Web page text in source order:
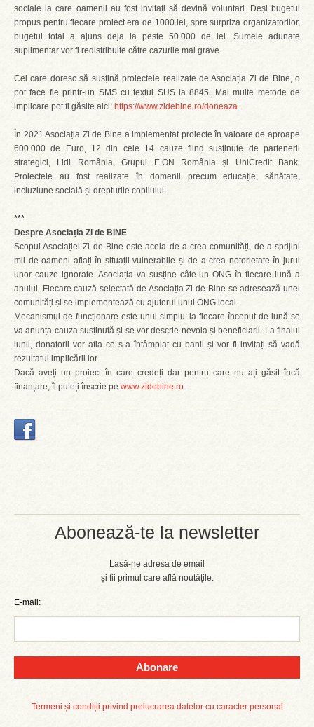
Abonează-te la newsletter
Lasă-ne adresa de email
și fii primul care află noutățile.
E-mail:
Abonare
Termeni și condiții privind prelucrarea datelor cu caracter personal
sociale la care oamenii au fost invitați să devină voluntari. Deși bugetul
propus pentru fiecare proiect era de 1000 lei, spre surpriza organizatorilor,
bugetul total a ajuns deja la peste 50.000 de lei. Sumele adunate
suplimentar vor fi redistribuite către cazurile mai grave.
Cei care doresc să susțină proiectele realizate de Asociația Zi de Bine, o
pot face fie printr-un SMS cu textul SUS la 8845. Mai multe metode de
implicare pot fi găsite aici: https://www.zidebine.ro/doneaza .
În 2021 Asociația Zi de Bine a implementat proiecte în valoare de aproape
600.000 de Euro, 12 din cele 14 cauze fiind susținute de partenerii
strategici, Lidl România, Grupul E.ON România și UniCredit Bank.
Proiectele au fost realizate în domenii precum educație, sănătate,
incluziune socială și drepturile copilului.
***
Despre Asociația Zi de BINE
Scopul Asociației Zi de Bine este acela de a crea comunități, de a sprijini
mii de oameni aflați în situații vulnerabile și de a crea notorietate în jurul
unor cauze ignorate. Asociația va susține câte un ONG în fiecare lună a
anului. Fiecare cauză selectată de Asociația Zi de Bine se adresează unei
comunități și se implementează cu ajutorul unui ONG local.
Mecanismul de funcționare este unul simplu: la fiecare început de lună se
va anunța cauza susținută și se vor descrie nevoia și beneficiarii. La finalul
lunii, donatorii vor afla ce s-a întâmplat cu banii și vor fi invitați să vadă
rezultatul implicării lor.
Dacă aveți un proiect în care credeți dar pentru care nu ați găsit încă
finanțare, îl puteți înscrie pe www.zidebine.ro.